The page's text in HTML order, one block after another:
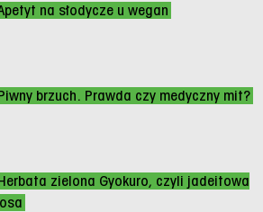
na słodycze u wegan
brzuch. Prawda czy medyczny mit?
zielona Gyokuro, czyli jadeitowa